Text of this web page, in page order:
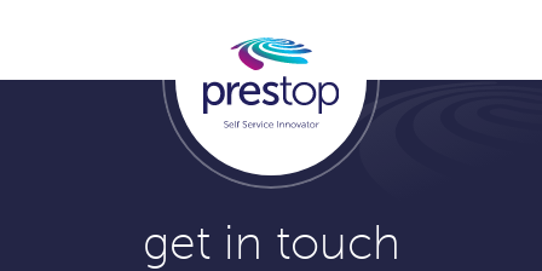
get in touch